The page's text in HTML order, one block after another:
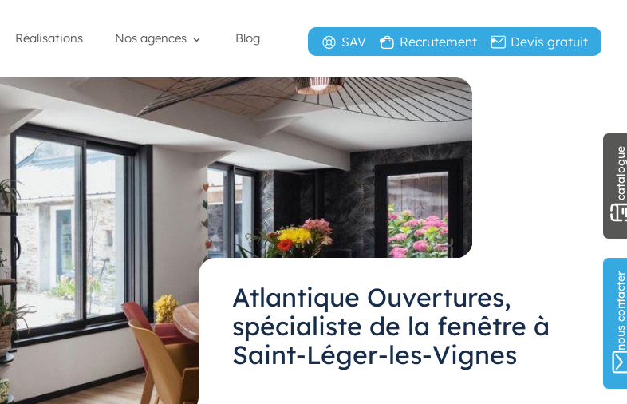
Réalisations Nos agences Blog SAV Recrutement Devis gratuit
Atlantique Ouvertures,
spécialiste de la fenêtre à
Saint-Léger-les-Vignes
nous